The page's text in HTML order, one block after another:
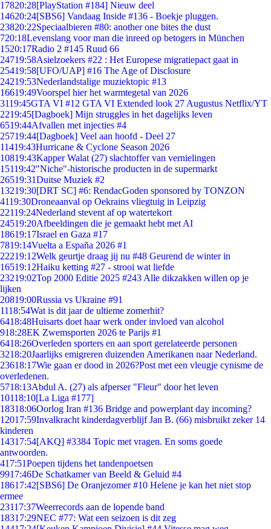
17820:28[PlayStation #184] Nieuw deel
14620:24[SBS6] Vandaag Inside #136 - Boekje pluggen.
23820:22Speciaalbieren #80: another one bites the dust
720:18Levenslang voor man die inreed op betogers in München
1520:17Radio 2 #145 Ruud 66
24719:58Asielzoekers #22 : Het Europese migratiepact gaat in
25419:58[UFO/UAP] #16 The Age of Disclosure
24219:53Nederlandstalige muziektopic #13
16619:49Voorspel hier het warmtegetal van 2026
3119:45GTA VI #12 GTA VI Extended look 27 Augustus Netflix/YT
2219:45[Dagboek] Mijn struggles in het dagelijks leven
6519:44Afvallen met injecties #4
25719:44[Dagboek] Veel aan hoofd - Deel 27
11419:43Hurricane & Cyclone Season 2026
10819:43Kapper Walat (27) slachtoffer van vernielingen
15119:42"Niche"-historische producten in de supermarkt
26519:31Duitse Muziek #2
13219:30[DRT SC] #6: RendacGoden sponsored by TONZON
4119:30Droneaanval op Oekrains vliegtuig in Leipzig
22119:24Nederland stevent af op watertekort
24519:20Afbeeldingen die je gemaakt hebt met AI
18619:17Israel en Gaza #17
7819:14Vuelta a España 2026 #1
22219:12Welk geurtje draag jij nu #48 Geurend de winter in
16519:12Haiku ketting #27 - strooi wat liefde
23219:02Top 2000 Editie 2025 #243 Alle dikzakken willen op je
lijken
20819:00Russia vs Ukraine #91
1118:54Wat is dit jaar de ultieme zomerhit?
6418:48Huisarts doet haar werk onder invloed van alcohol
918:28EK Zwemsporten 2026 te Parijs #1
6418:26Overleden sporters en aan sport gerelateerde personen
3218:20Jaarlijks emigreren duizenden Amerikanen naar Nederland.
23618:17Wie gaan er dood in 2026?Post met een vleugje cynisme de
overledenen.
5718:13Abdul A. (27) als afperser "Fleur" door het leven
10118:10[La Liga #177]
18318:06Oorlog Iran #136 Bridge and powerplant day incoming?
12017:59Invalkracht kinderdagverblijf Jan B. (66) misbruikt zeker 14
kinderen
14317:54[AKQ] #3384 Topic met vragen. En soms goede
antwoorden.
417:51Poepen tijdens het tandenpoetsen
9917:46De Schatkamer van Beeld & Geluid #4
18617:42[SBS6] De Oranjezomer #10 Helene je kan het niet stop
ermee
23117:37Weerrecords aan de lopende band
18317:29NEC #77: Wat een seizoen is dit zeg